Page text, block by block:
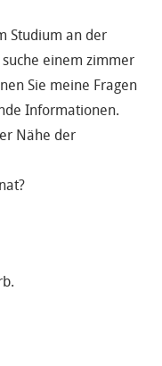
Studium an der
einem zimmer
Sie meine Fragen
Informationen.
Nähe der